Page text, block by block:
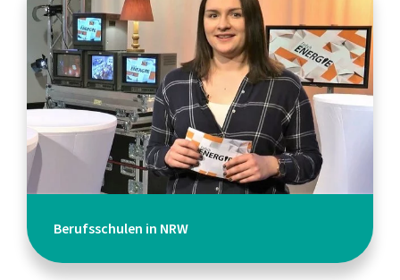
Berufsschulen in NRW